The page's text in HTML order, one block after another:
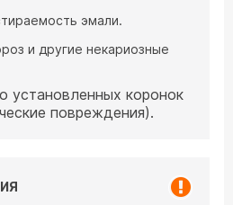
эмали.
и другие некариозные
установленных коронок
повреждения).